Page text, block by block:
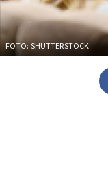
FOTO: SHUTTERSTOCK